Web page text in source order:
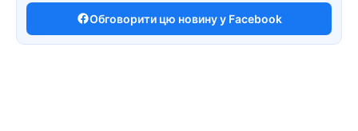
Обговорити цю новину у Facebook